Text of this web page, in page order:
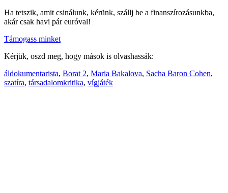
Ha tetszik, amit csinálunk, kérünk, szállj be a finanszírozásunkba,
akár csak havi pár euróval!
Támogass minket
Kérjük, oszd meg, hogy mások is olvashassák:
áldokumentarista, Borat 2, Maria Bakalova, Sacha Baron Cohen,
szatíra, társadalomkritika, vígjáték